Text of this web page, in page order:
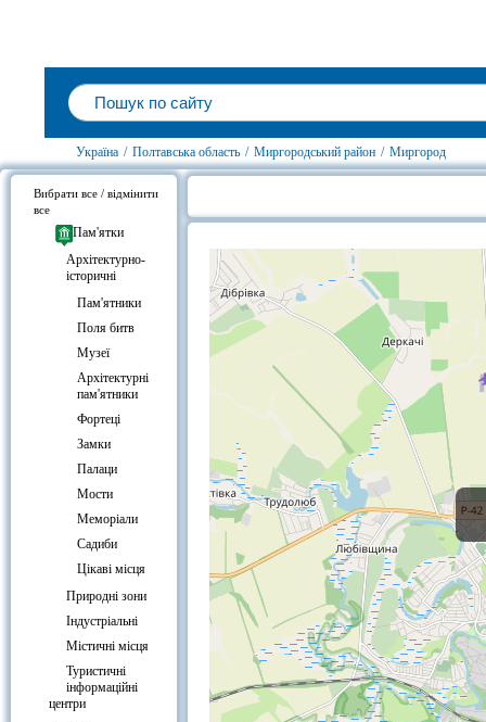
Україна / Полтавська область / Миргородський район / Миргород
Вибрати все / відмінити
все
Пам'ятки
Архітектурно-
історичні
Пам'ятники
Поля битв
Музеї
Архітектурні
пам'ятники
Фортеці
Замки
Палаци
Мости
Меморіали
Садиби
Цікаві місця
Природні зони
Індустріальні
Містичні місця
Туристичні
інформаційні
центри